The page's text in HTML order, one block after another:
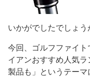
いかがでしたでしょう
今回、ゴルフファイ
イアンおすすめ人気
製品も」というテーマ